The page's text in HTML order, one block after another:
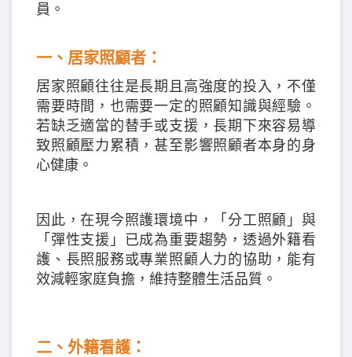
員。
一、居家照顧者：
居家照顧往往是長期且高強度的投入，不僅
需要時間，也需要一定的照顧知識與經驗。
若缺乏適當的替手或支援，長期下來容易導
致照顧壓力累積，甚至影響照顧者本身的身
心健康。
因此，在現今照護環境中，「分工照顧」與
「彈性支援」已成為重要趨勢，透過外籍看
護、長照服務或專業照顧人力的協助，能有
效減輕家庭負擔，維持整體生活品質。
二、外籍看護：